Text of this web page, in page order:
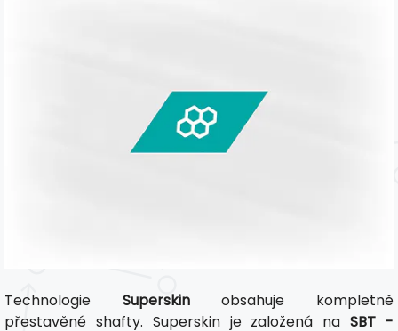
Technologie Superskinobsahuje kompletně
přestavěné shafty. Superskin je založená naSBT -